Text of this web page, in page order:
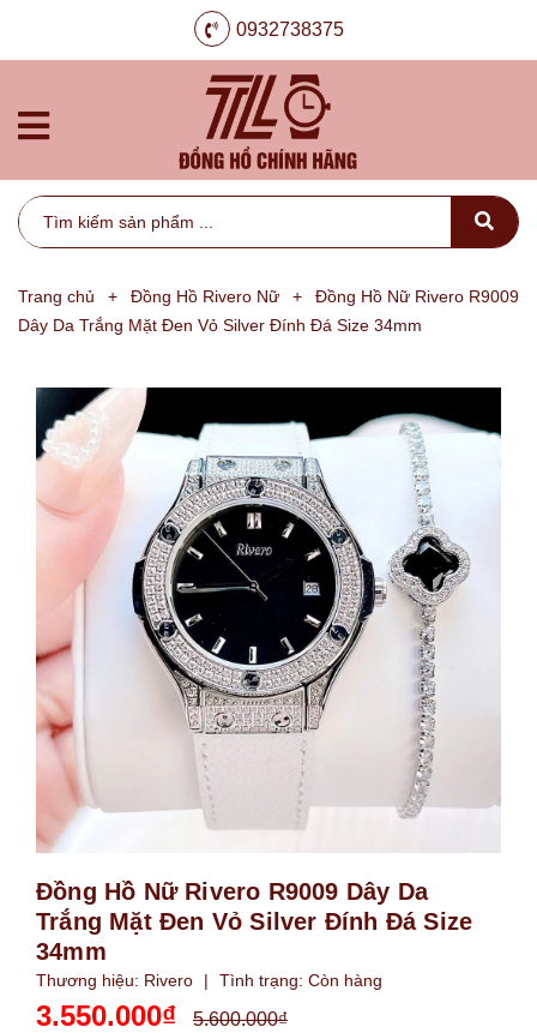
0932738375
Trang chủ + Đồng Hồ Rivero Nữ +
Đồng Hồ Nữ Rivero R9009
Dây Da Trắng Mặt Đen Vỏ Silver Đính Đá Size 34mm
Đồng Hồ Nữ Rivero R9009 Dây Da
Trắng Mặt Đen Vỏ Silver Đính Đá Size
34mm
Thương hiệu: Rivero | Tình trạng: Còn hàng
3.550.000₫ 5.600.000₫